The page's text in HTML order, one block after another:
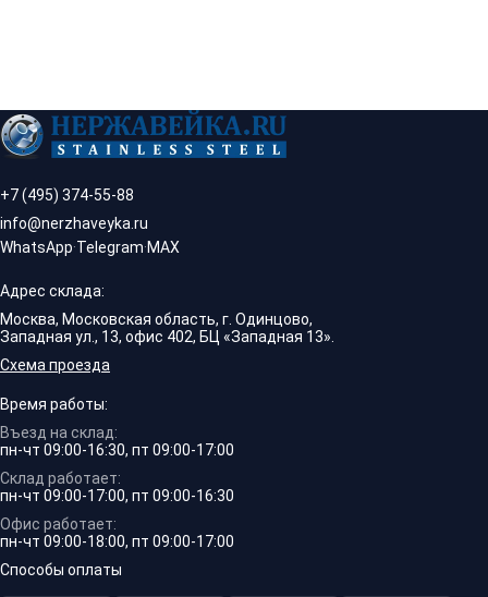
+7 (495) 374-55-88
info@nerzhaveyka.ru
WhatsApp·Telegram·MAX
Адрес склада:
Москва, Московская область, г. Одинцово,
Западная ул., 13, офис 402, БЦ «Западная 13».
Схема проезда
Время работы:
Въезд на склад:
пн-чт 09:00-16:30, пт 09:00-17:00
Склад работает:
пн-чт 09:00-17:00, пт 09:00-16:30
Офис работает:
пн-чт 09:00-18:00, пт 09:00-17:00
Способы оплаты